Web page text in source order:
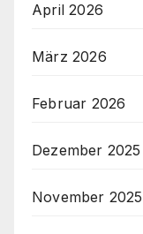
April 2026
März 2026
Februar 2026
Dezember 2025
November 2025